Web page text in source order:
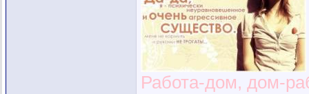
Работа-дом, дом-